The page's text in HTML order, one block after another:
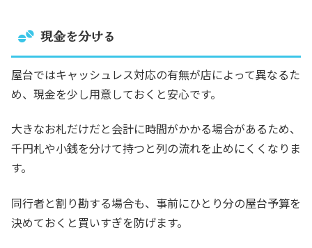
現金を分ける
屋台ではキャッシュレス対応の有無が店によって異なるた
め、現金を少し用意しておくと安心です。
大きなお札だけだと会計に時間がかかる場合があるため、
千円札や小銭を分けて持つと列の流れを止めにくくなりま
す。
同行者と割り勘する場合も、事前にひとり分の屋台予算を
決めておくと買いすぎを防げます。